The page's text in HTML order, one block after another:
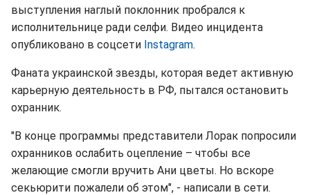
выступления наглый поклонник пробрался к
исполнительнице ради селфи. Видео инцидента
опубликовано в соцсети Instagram.
Фаната украинской звезды, которая ведет активную
карьерную деятельность в РФ, пытался остановить
охранник.
"В конце программы представители Лорак попросили
охранников ослабить оцепление – чтобы все
желающие смогли вручить Ани цветы. Но вскоре
секьюрити пожалели об этом", - написали в сети.